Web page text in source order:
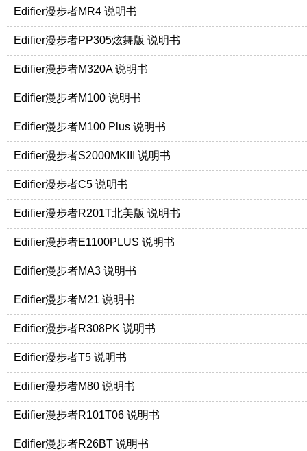
Edifier漫步者MR4 说明书
Edifier漫步者PP305炫舞版 说明书
Edifier漫步者M320A 说明书
Edifier漫步者M100 说明书
Edifier漫步者M100 Plus 说明书
Edifier漫步者S2000MKIII 说明书
Edifier漫步者C5 说明书
Edifier漫步者R201T北美版 说明书
Edifier漫步者E1100PLUS 说明书
Edifier漫步者MA3 说明书
Edifier漫步者M21 说明书
Edifier漫步者R308PK 说明书
Edifier漫步者T5 说明书
Edifier漫步者M80 说明书
Edifier漫步者R101T06 说明书
Edifier漫步者R26BT 说明书